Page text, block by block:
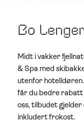
Bo
Midt i vakker
& Spa med
utenfor
får du bedre rabatt
oss, tilbudet
inkludert frokost.